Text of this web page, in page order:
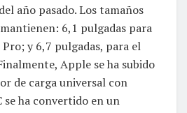
año pasado. Los tamaños
6,1 pulgadas para
y 6,7 pulgadas, para el
Apple se ha subido
de carga universal con
se ha convertido en un